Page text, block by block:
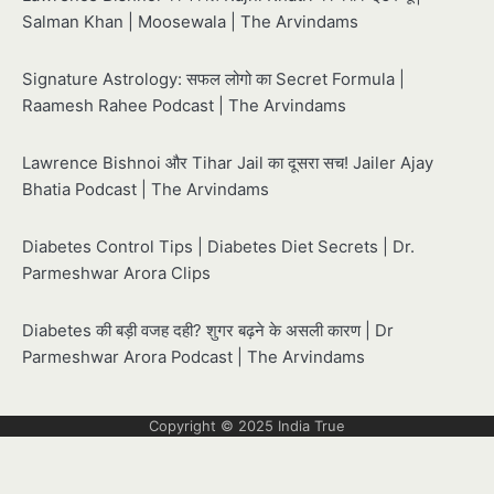
Salman Khan | Moosewala | The Arvindams
Signature Astrology: सफल लोगो का Secret Formula |
Raamesh Rahee Podcast | The Arvindams
Lawrence Bishnoi और Tihar Jail का दूसरा सच! Jailer Ajay
Bhatia Podcast | The Arvindams
Diabetes Control Tips | Diabetes Diet Secrets | Dr.
Parmeshwar Arora Clips
Diabetes की बड़ी वजह दही? शुगर बढ़ने के असली कारण | Dr
Parmeshwar Arora Podcast | The Arvindams
Copyright © 2025 India True